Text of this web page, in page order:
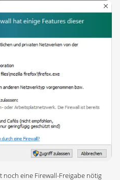
noch eine Firewall-Freigabe nötig